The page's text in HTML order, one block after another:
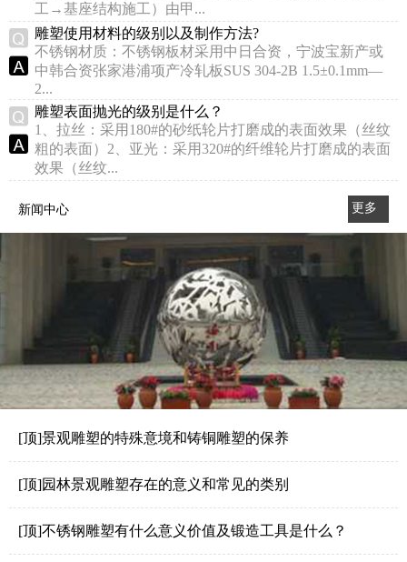
工→基座结构施工）由甲...
雕塑使用材料的级别以及制作方法?
不锈钢材质：不锈钢板材采用中日合资，宁波宝新产或
中韩合资张家港浦项产冷轧板SUS 304-2B 1.5±0.1mm—
2...
雕塑表面抛光的级别是什么？
1、拉丝：采用180#的砂纸轮片打磨成的表面效果（丝纹
粗的表面）2、亚光：采用320#的纤维轮片打磨成的表面
效果（丝纹...
新闻中心
更多
>>
[顶]景观雕塑的特殊意境和铸铜雕塑的保养
[顶]园林景观雕塑存在的意义和常见的类别
[顶]不锈钢雕塑有什么意义价值及锻造工具是什么？